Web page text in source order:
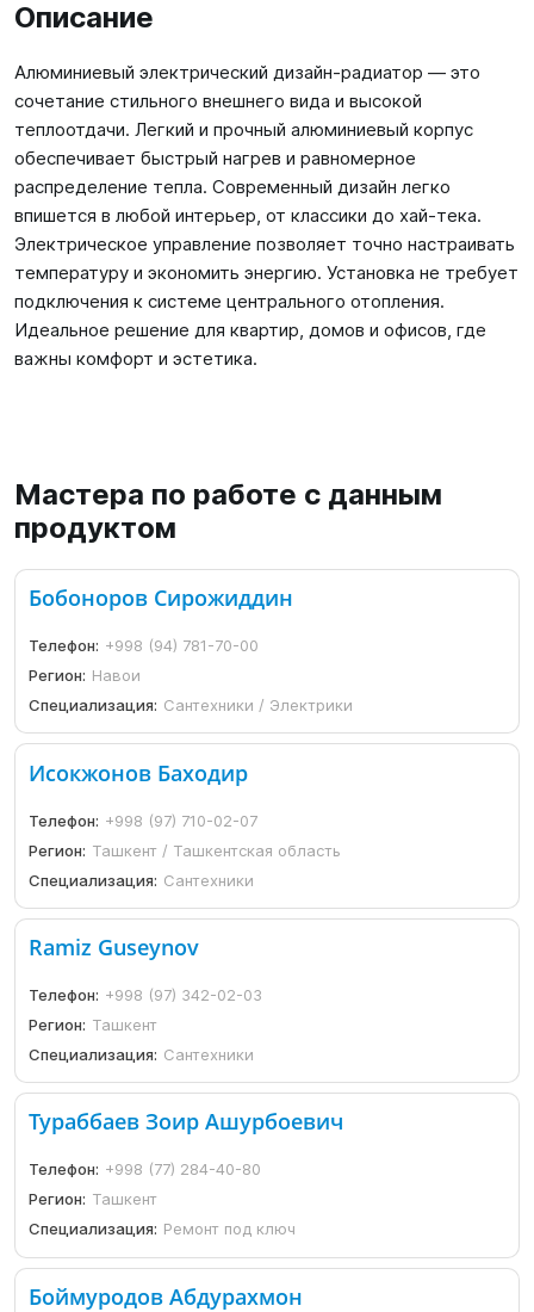
Описание
Алюминиевый электрический дизайн-радиатор — это
сочетание стильного внешнего вида и высокой
теплоотдачи. Легкий и прочный алюминиевый корпус
обеспечивает быстрый нагрев и равномерное
распределение тепла. Современный дизайн легко
впишется в любой интерьер, от классики до хай-тека.
Электрическое управление позволяет точно настраивать
температуру и экономить энергию. Установка не требует
подключения к системе центрального отопления.
Идеальное решение для квартир, домов и офисов, где
важны комфорт и эстетика.
Мастера по работе с данным
продуктом
Бобоноров Сирожиддин
Телефон: +998 (94) 781-70-00
Регион: Навои
Специализация: Сантехники / Электрики
Исокжонов Баходир
Телефон: +998 (97) 710-02-07
Регион: Ташкент / Ташкентская область
Специализация: Сантехники
Ramiz Guseynov
Телефон: +998 (97) 342-02-03
Регион: Ташкент
Специализация: Сантехники
Тураббаев Зоир Ашурбоевич
Телефон: +998 (77) 284-40-80
Регион: Ташкент
Специализация: Ремонт под ключ
Боймуродов Абдурахмон